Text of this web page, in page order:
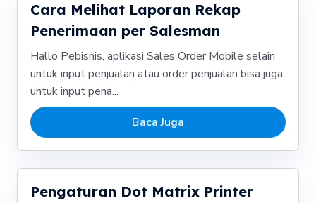
Cara Melihat Laporan Rekap
Penerimaan per Salesman
Hallo Pebisnis, aplikasi Sales Order Mobile selain
untuk input penjualan atau order penjualan bisa juga
untuk input pena...
Baca Juga
Pengaturan Dot Matrix Printer